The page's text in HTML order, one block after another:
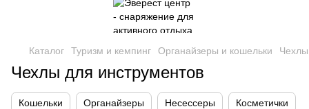
Каталог Туризм и кемпинг Органайзеры и кошельки
Чехлы для инструментов
Кошельки Органайзеры Несессеры Косметички